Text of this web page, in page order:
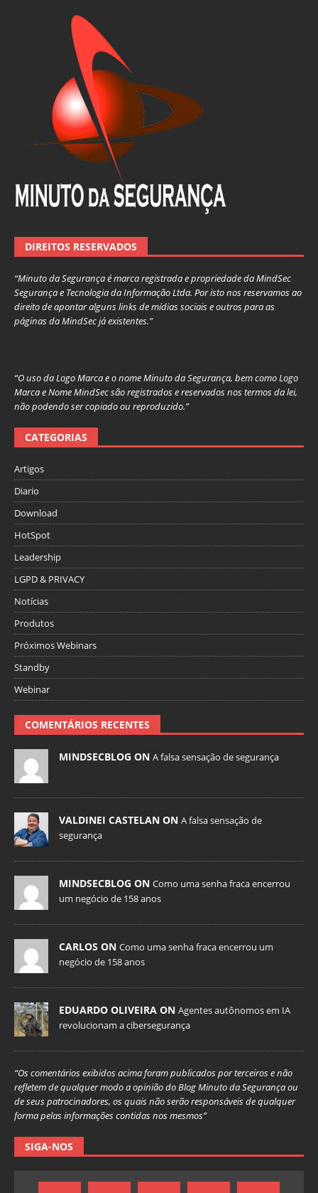
DIREITOS RESERVADOS
“Minuto da Segurança é marca registrada e propriedade da MindSec
Segurança e Tecnologia da Informação Ltda. Por isto nos reservamos ao
direito de apontar alguns links de mídias sociais e outros para as
páginas da MindSec já existentes.”
“O uso da Logo Marca e o nome Minuto da Segurança, bem como Logo
Marca e Nome MindSec são registrados e reservados nos termos da lei,
não podendo ser copiado ou reproduzido.”
CATEGORIAS
Artigos
Diario
Download
HotSpot
Leadership
LGPD & PRIVACY
Notícias
Produtos
Próximos Webinars
Standby
Webinar
COMENTÁRIOS RECENTES
MINDSECBLOG ON A falsa sensação de segurança
VALDINEI CASTELAN ON A falsa sensação de
segurança
MINDSECBLOG ON Como uma senha fraca encerrou
um negócio de 158 anos
CARLOS ON Como uma senha fraca encerrou um
negócio de 158 anos
EDUARDO OLIVEIRA ON Agentes autônomos em IA
revolucionam a cibersegurança
“Os comentários exibidos acima foram publicados por terceiros e não
refletem de qualquer modo a opinião do Blog Minuto da Segurança ou
de seus patrocinadores, os quais não serão responsáveis de qualquer
forma pelas informações contidas nos mesmos”
SIGA-NOS